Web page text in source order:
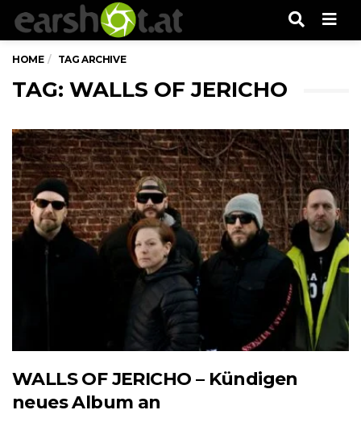
HOME TAG ARCHIVE
TAG: WALLS OF JERICHO
WALLS OF JERICHO – Kündigen
neues Album an